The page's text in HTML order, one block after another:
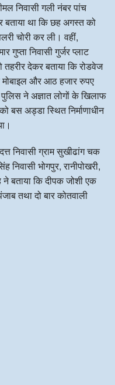
निवासी गली नंबर पांच
बताया था कि छह अगस्त को
चोरी कर ली। वहीं,
गुप्ता निवासी गुर्जर प्लाट
देकर बताया कि रोडवेज
और आठ हजार रुपए
पुलिस ने अज्ञात लोगों के खिलाफ
बस अड्डा स्थित निर्माणाधीन
निवासी ग्राम सुखीढांग चक
निवासी भोगपुर, रानीपोखरी,
बताया कि दीपक जोशी एक
तथा दो बार कोतवाली